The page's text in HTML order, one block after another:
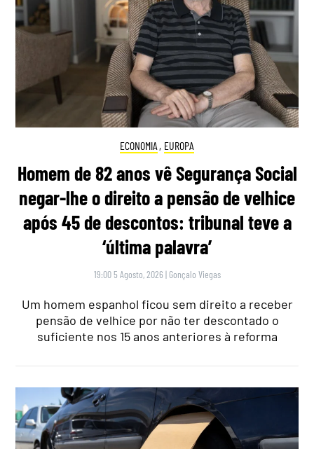
ECONOMIA , EUROPA
Homem de 82 anos vê Segurança Social
negar-lhe o direito a pensão de velhice
após 45 de descontos: tribunal teve a
‘última palavra’
19:00 5 Agosto, 2026 | Gonçalo Viegas
Um homem espanhol ficou sem direito a receber
pensão de velhice por não ter descontado o
suficiente nos 15 anos anteriores à reforma